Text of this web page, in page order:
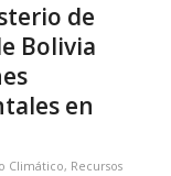
de
Bolivia
en
Climático, Recursos